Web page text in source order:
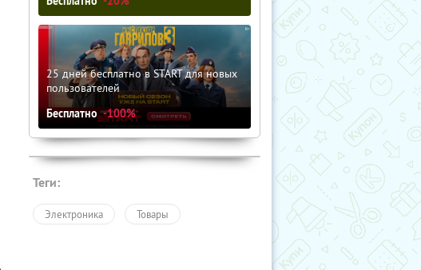
25 дней бесплатно в START для новых
пользователей
Бесплатно -100%
Теги:
Электроника Товары